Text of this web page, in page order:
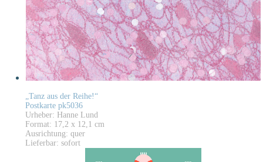
„Tanz aus der Reihe!“
Postkarte pk5036
Urheber: Hanne Lund
Format: 17,2 x 12,1 cm
Ausrichtung: quer
Lieferbar: sofort